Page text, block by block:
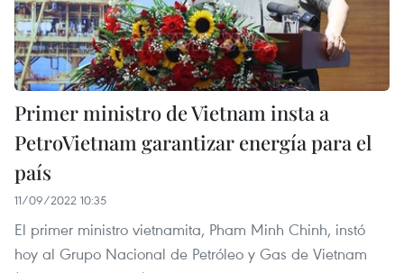
Primer ministro de Vietnam insta a
PetroVietnam garantizar energía para el
país
11/09/2022 10:35
El primer ministro vietnamita, Pham Minh Chinh, instó
hoy al Grupo Nacional de Petróleo y Gas de Vietnam